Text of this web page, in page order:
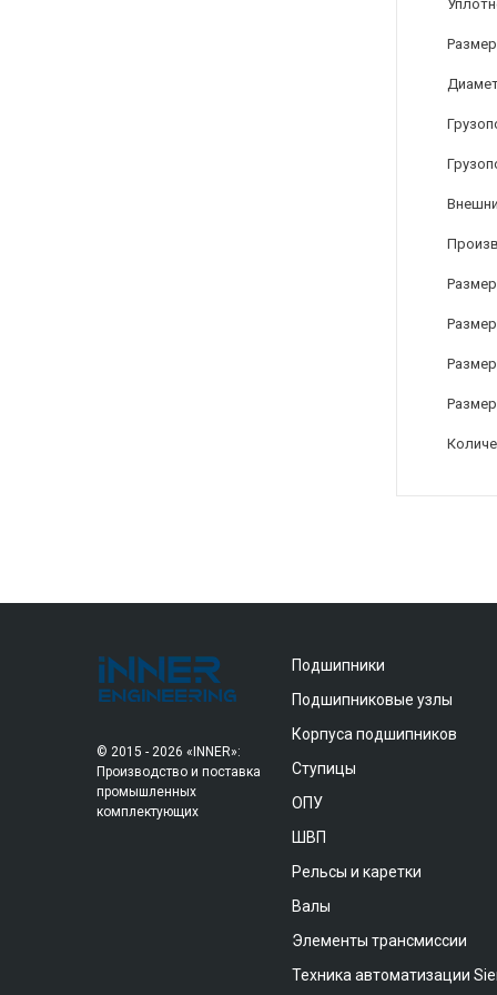
Размер
© 2015 - 2026 «INNER»:
Производство и поставка
промышленных
комплектующих
Подшипники
Подшипниковые узлы
Корпуса подшипников
Ступицы
ОПУ
ШВП
Рельсы и каретки
Валы
Элементы трансмиссии
Техника автоматизации